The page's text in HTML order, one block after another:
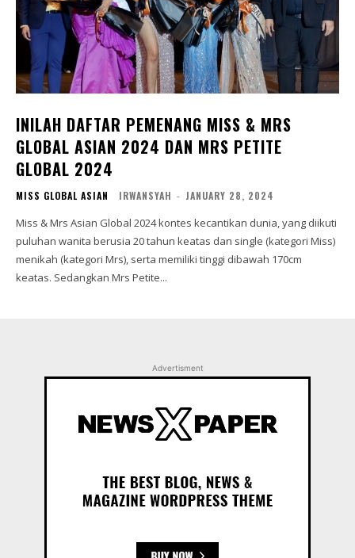
INILAH DAFTAR PEMENANG MISS & MRS
GLOBAL ASIAN 2024 DAN MRS PETITE
GLOBAL 2024
MISS GLOBAL ASIAN IRWANSYAH - JANUARY 28, 2024
Miss & Mrs Asian Global 2024 kontes kecantikan dunia, yang diikuti
puluhan wanita berusia 20 tahun keatas dan single (kategori Miss)
menikah (kategori Mrs), serta memiliki tinggi dibawah 170cm
keatas. Sedangkan Mrs Petite...
Advertisment